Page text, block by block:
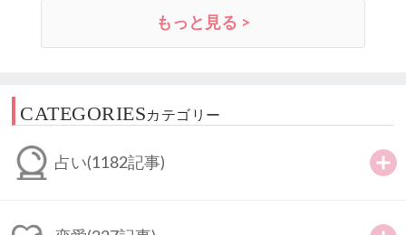
もっと見る >
CATEGORIESカテゴリー
占い(1182記事)